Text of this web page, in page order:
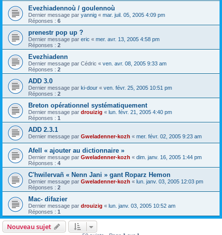
Evezhiadennoù / goulennoù
Dernier message par yannig « mar. juil. 05, 2005 4:09 pm
Réponses : 6
prenestr pop up ?
Dernier message par eric « mer. avr. 13, 2005 4:58 pm
Réponses : 2
Evezhiadenn
Dernier message par Cédric « ven. avr. 08, 2005 9:33 am
Réponses : 2
ADD 3.0
Dernier message par ki-dour « ven. févr. 25, 2005 10:51 pm
Réponses : 2
Breton opérationnel systématiquement
Dernier message par drouizig « lun. févr. 21, 2005 4:40 pm
Réponses : 1
ADD 2.3.1
Dernier message par Gweladenner-kozh « mer. févr. 02, 2005 9:23 am
Afell « ajouter au dictionnaire »
Dernier message par Gweladenner-kozh « dim. janv. 16, 2005 1:44 pm
Réponses : 4
C'hwilervañ « Nenn Jani » gant Roparz Hemon
Dernier message par Gweladenner-kozh « lun. janv. 03, 2005 12:03 pm
Réponses : 2
Mac- difazier
Dernier message par drouizig « lun. janv. 03, 2005 10:52 am
Réponses : 1
Nouveau sujet